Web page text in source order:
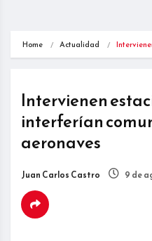
Home Actualidad
Intervienen
interferían
aeronaves
Juan Carlos Castro 9 de